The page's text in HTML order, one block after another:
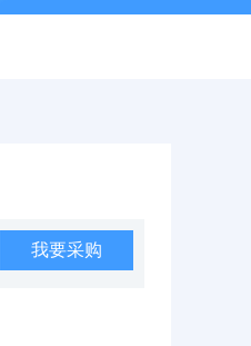
我要采购